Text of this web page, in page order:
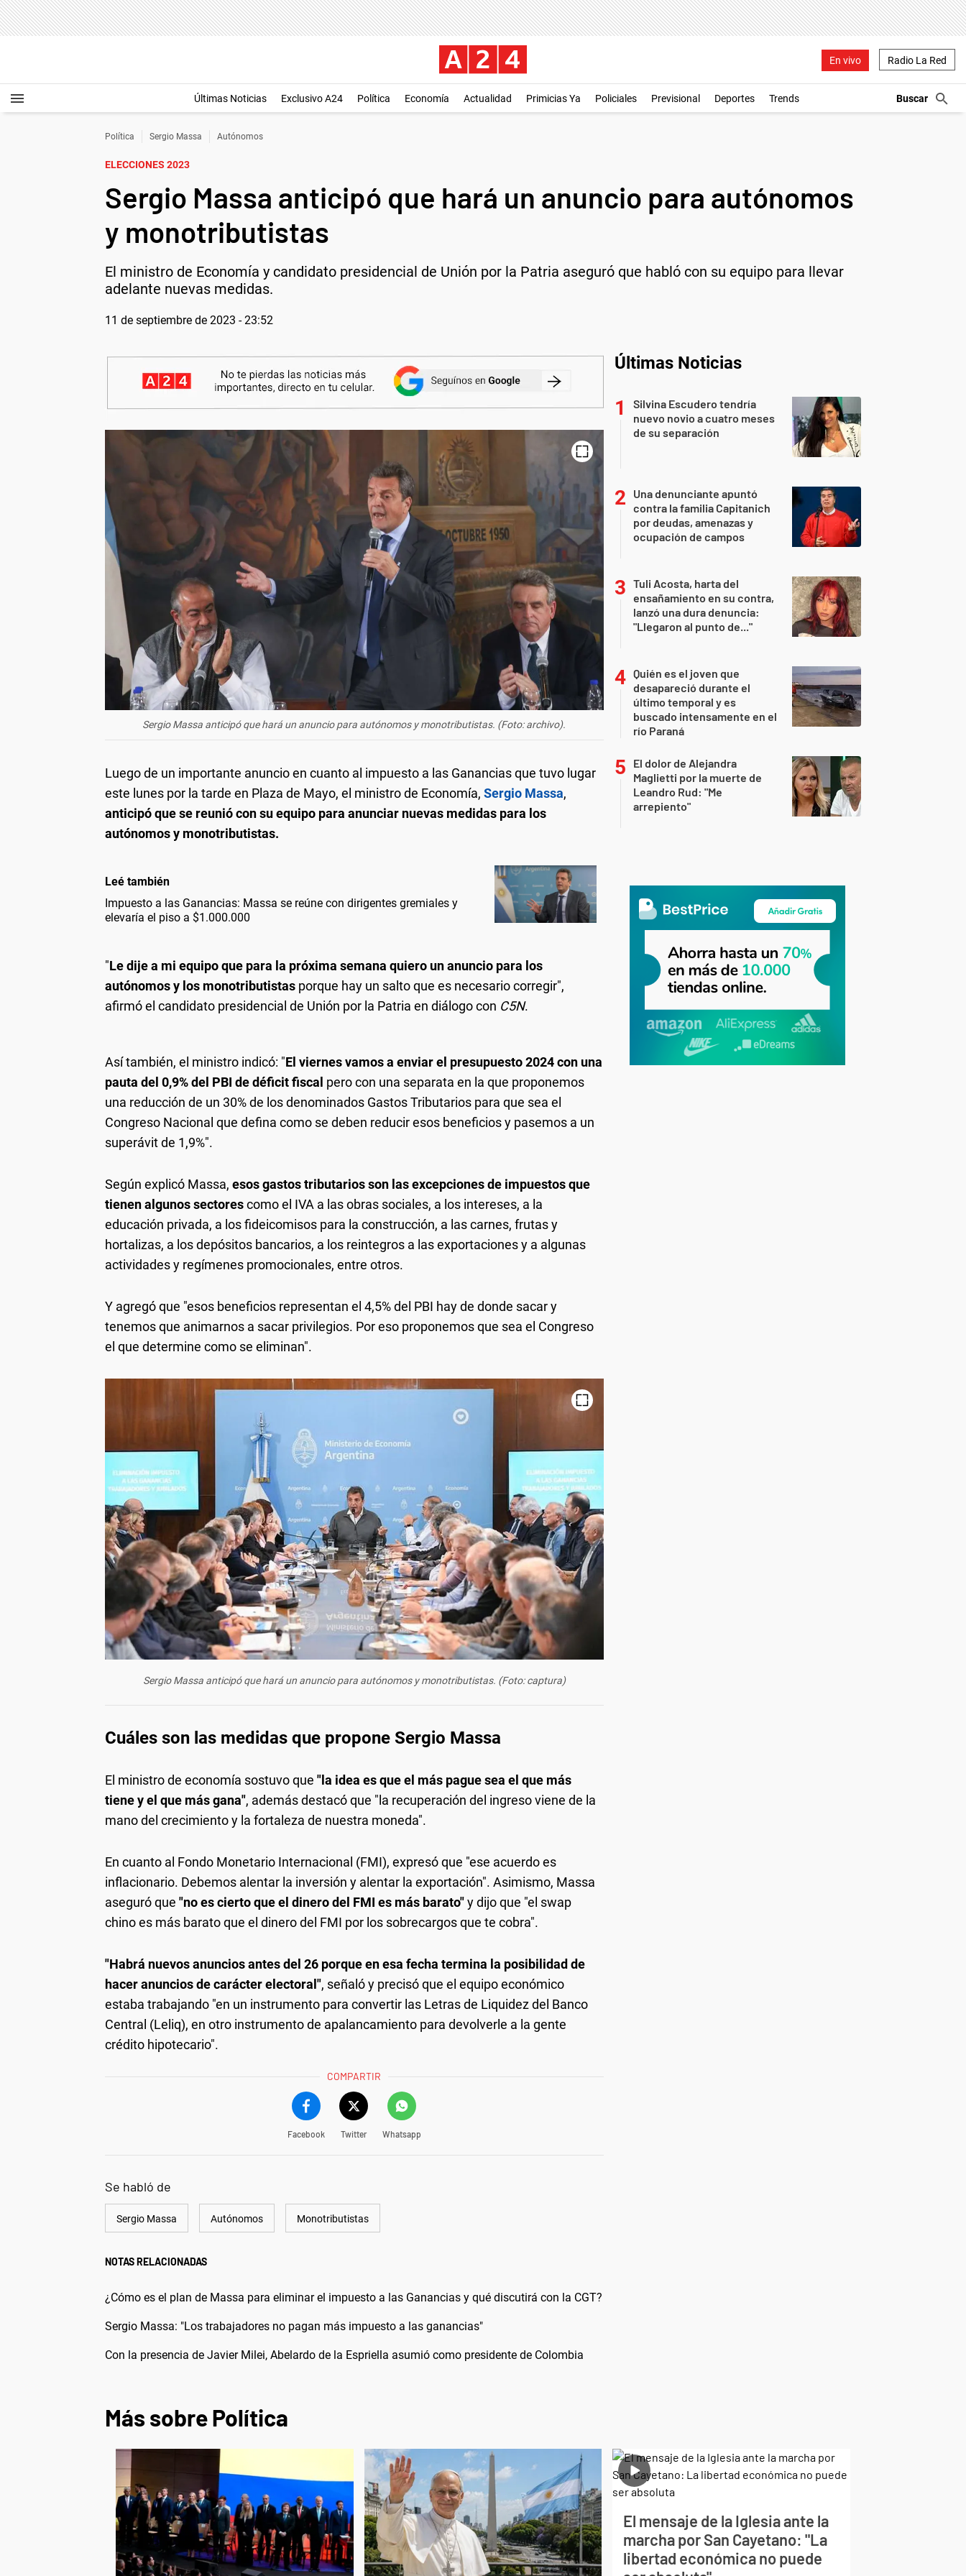
En vivo Radio La Red
Últimas Noticias Exclusivo A24 Política Economía Actualidad Primicias Ya Policiales Previsional Deportes Trends
Política Sergio Massa Autónomos
ELECCIONES 2023
Sergio Massa anticipó que hará un anuncio para autónomos
y monotributistas
El ministro de Economía y candidato presidencial de Unión por la Patria aseguró que habló con su equipo para llevar
adelante nuevas medidas.
11 de septiembre de 2023 - 23:52
Sergio Massa anticipó que hará un anuncio para autónomos y monotributistas. (Foto: archivo).
Luego de un importante anuncio en cuanto al impuesto a las Ganancias que tuvo lugar
este lunes por la tarde en Plaza de Mayo, el ministro de Economía, Sergio Massa,
anticipó que se reunió con su equipo para anunciar nuevas medidas para los
autónomos y monotributistas.
Leé también
Impuesto a las Ganancias: Massa se reúne con dirigentes gremiales y
elevaría el piso a $1.000.000
"Le dije a mi equipo que para la próxima semana quiero un anuncio para los
autónomos y los monotributistas porque hay un salto que es necesario corregir",
afirmó el candidato presidencial de Unión por la Patria en diálogo con C5N.
Así también, el ministro indicó: "El viernes vamos a enviar el presupuesto 2024 con una
pauta del 0,9% del PBI de déficit fiscal pero con una separata en la que proponemos
una reducción de un 30% de los denominados Gastos Tributarios para que sea el
Congreso Nacional que defina como se deben reducir esos beneficios y pasemos a un
superávit de 1,9%".
Según explicó Massa, esos gastos tributarios son las excepciones de impuestos que
tienen algunos sectorescomo el IVA a las obras sociales, a los intereses, a la
educación privada, a los fideicomisos para la construcción, a las carnes, frutas y
hortalizas, a los depósitos bancarios, a los reintegros a las exportaciones y a algunas
actividades y regímenes promocionales, entre otros.
Y agregó que "esos beneficios representan el 4,5% del PBI hay de donde sacar y
tenemos que animarnos a sacar privilegios. Por eso proponemos que sea el Congreso
el que determine como se eliminan".
Sergio Massa anticipó que hará un anuncio para autónomos y monotributistas. (Foto: captura)
Cuáles son las medidas que propone Sergio Massa
El ministro de economía sostuvo que "la idea es que el más pague sea el que más
tiene y el que más gana", además destacó que "la recuperación del ingreso viene de la
mano del crecimiento y la fortaleza de nuestra moneda".
En cuanto al Fondo Monetario Internacional (FMI), expresó que "ese acuerdo es
inflacionario. Debemos alentar la inversión y alentar la exportación". Asimismo, Massa
aseguró que "no es cierto que el dinero del FMI es más barato"y dijo que "el swap
chino es más barato que el dinero del FMI por los sobrecargos que te cobra".
"Habrá nuevos anuncios antes del 26 porque en esa fecha termina la posibilidad de
hacer anuncios de carácter electoral", señaló y precisó que el equipo económico
estaba trabajando "en un instrumento para convertir las Letras de Liquidez del Banco
Central (Leliq), en otro instrumento de apalancamiento para devolverle a la gente
crédito hipotecario".
COMPARTIR
Facebook Twitter Whatsapp
Se habló de
Sergio Massa Autónomos Monotributistas
NOTAS RELACIONADAS
¿Cómo es el plan de Massa para eliminar el impuesto a las Ganancias y qué discutirá con la CGT?
Sergio Massa: "Los trabajadores no pagan más impuesto a las ganancias"
Con la presencia de Javier Milei, Abelardo de la Espriella asumió como presidente de Colombia
Últimas Noticias
Silvina Escudero tendría
nuevo novio a cuatro meses
de su separación
Una denunciante apuntó
contra la familia Capitanich
por deudas, amenazas y
ocupación de campos
Tuli Acosta, harta del
ensañamiento en su contra,
lanzó una dura denuncia:
"Llegaron al punto de..."
Quién es el joven que
desapareció durante el
último temporal y es
buscado intensamente en el
río Paraná
El dolor de Alejandra
Maglietti por la muerte de
Leandro Rud: "Me
arrepiento"
Más sobre Política
El mensaje de la Iglesia ante la
marcha por San Cayetano: "La
libertad económica no puede